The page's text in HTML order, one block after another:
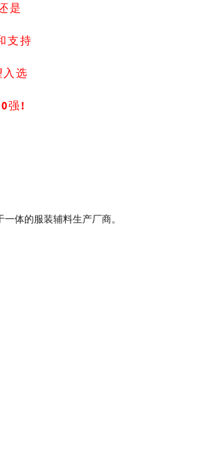
是
支持
入选
强!
体的服装辅料生产厂商。